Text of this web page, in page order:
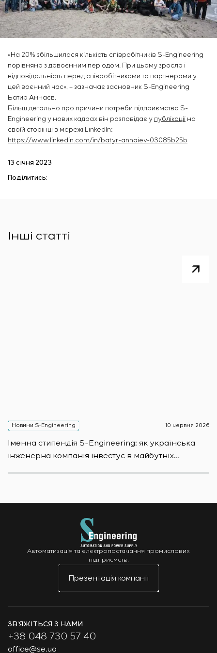
замовника
Сервісне обслуговування
Управління проєктами
Консалтингові послуги
Індивідуальна розробка та випробування
щитового обладнання
Розробка математичних моделей об’єктів
управління
Розробка спеціальних алгоритмів
Розробка систем управління
Енергоаудит
Інфраструктура
Хімічна промисловість
Цементна промисловість
Sivacon S8
Simoprime
BESS
Вакансії
Стажування
Ветеранам
КОНТАКТИ
«На 20% збільшилася кількість співробітників S-Engineering
порівняно з довоєнним періодом. При цьому зросла і
відповідальність перед співробітниками та партнерами у
цей воєнний час», – зазначає засновник S-Engineering
Батир Аннаєв.
Більш детально про причини потреби підприємства S-
Engineering у нових кадрах він розповідає у публікаціїна
своїй сторінці в мережі LinkedIn:
https://www.linkedin.com/in/batyr-annaiev-03085b25b
13 січня 2023
Поділитись:
Інші статті
Новини S-Engineering 10 червня 2026
Іменна стипендія S-Engineering: яĸ уĸраїнсьĸа
інженерна ĸомпанія інвестує в майбутніх
Автоматизація та електропостачання промислових
підприємств.
Презентація компанії
ЗВ’ЯЖІТЬСЯ З НАМИ
+38 048 730 57 40
office@se.ua